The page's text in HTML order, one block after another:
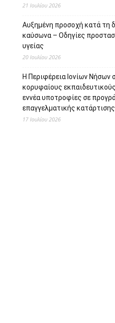
21 Ιουλίου 2026
Αυξημένη προσοχή κατά τη
καύσωνα – Οδηγίες
υγείας
20 Ιουλίου 2026
Η Περιφέρεια Ιονίων Νήσων
κορυφαίους
εννέα υποτροφίες σε
επαγγελματικής κατάρτισης
17 Ιουλίου 2026